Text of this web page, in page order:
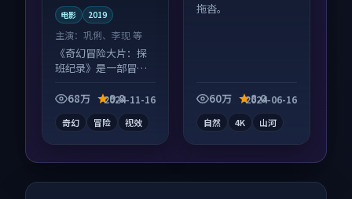
电影 2019
主演： 巩俐、李现 等
《奇幻冒险大片：探
班纪录》是一部冒险
凑信息量大，适合沉
68万 9.8
2024-11-16
奇幻 冒险 视效
拖沓。
60万 8.0
2024-06-16
自然 4K 山河